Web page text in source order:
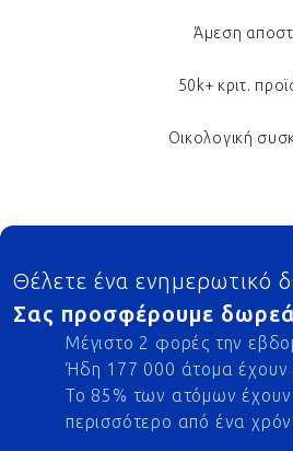
Άμεση
50k+ κριτ.
Οικολογική
Footer
Θέλετε ένα ενημερωτικό
Σας προσφέρουμε
Μέγιστο 2 φορές την
Ήδη 177 000 άτομα έχουν
Το 85% των ατόμων έχουν
περισσότερο από ένα